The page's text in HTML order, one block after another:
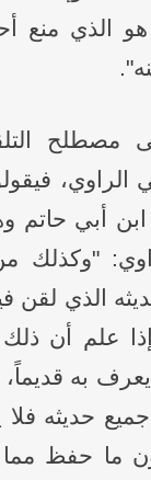
هو الذي منع
مصطلح
الراوي،
ابن أبي حاتم
"وكذلك
الذي لقن
علم أن ذلك
به
حديثه فلا
ما حفظ